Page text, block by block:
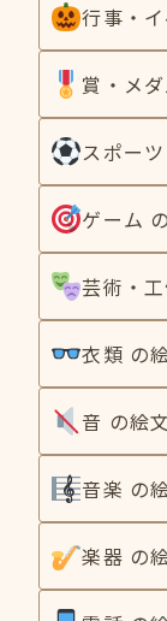
行事・
賞・メ
スポー
ゲーム
芸術・
衣類 の
音 の絵
音楽 の
楽器 の